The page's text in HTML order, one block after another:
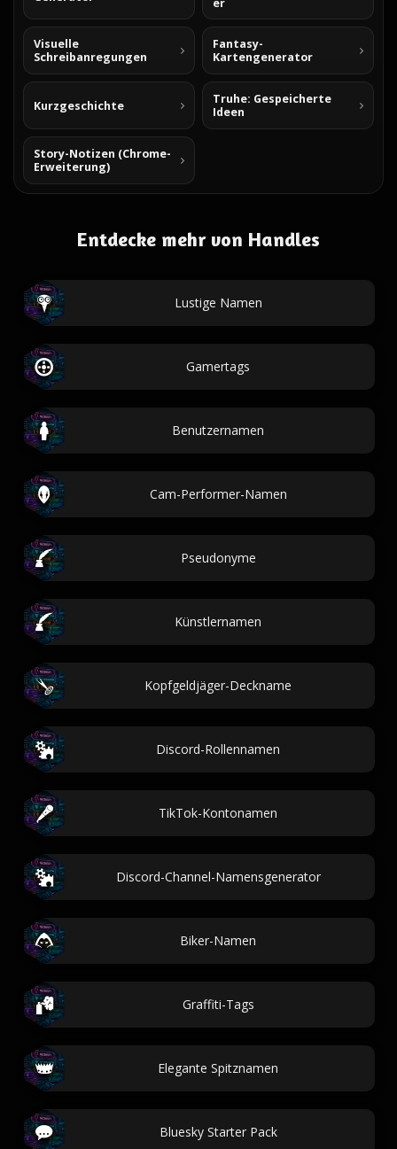
er
Visuelle
Schreibanregungen
Fantasy-
Kartengenerator
Kurzgeschichte
Truhe: Gespeicherte
Ideen
Story-Notizen (Chrome-
Erweiterung)
Entdecke mehr von Handles
Lustige Namen
Gamertags
Benutzernamen
Cam-Performer-Namen
Pseudonyme
Künstlernamen
Kopfgeldjäger-Deckname
Discord-Rollennamen
TikTok-Kontonamen
Discord-Channel-Namensgenerator
Biker-Namen
Graffiti-Tags
Elegante Spitznamen
Bluesky Starter Pack